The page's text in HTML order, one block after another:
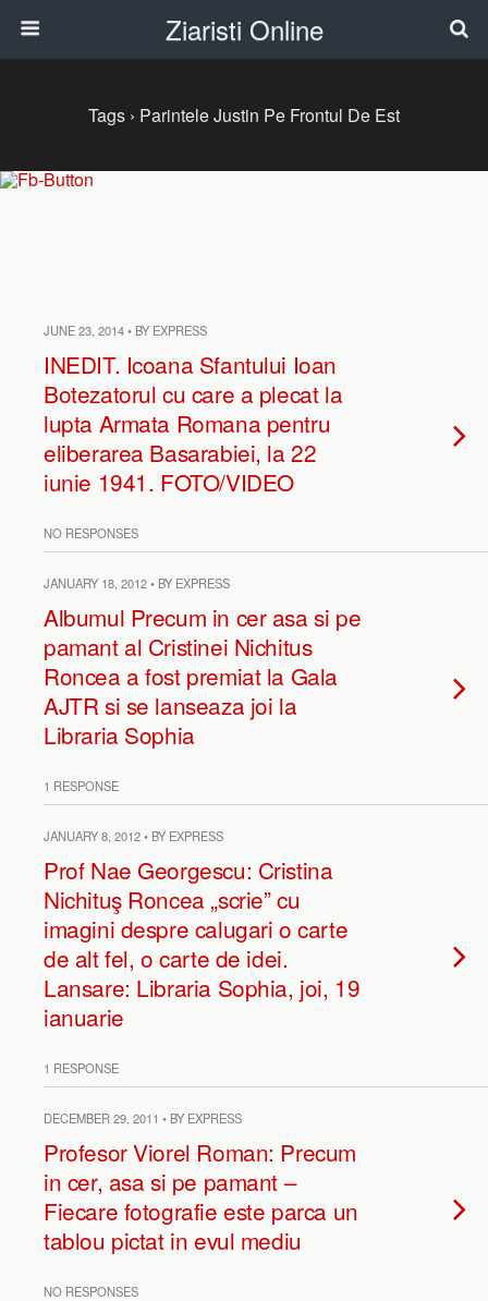
Ziaristi Online
Tags › Parintele Justin Pe Frontul De Est
JUNE 23, 2014 • BY EXPRESS
INEDIT. Icoana Sfantului Ioan
Botezatorul cu care a plecat la
lupta Armata Romana pentru
eliberarea Basarabiei, la 22
iunie 1941. FOTO/VIDEO
NO RESPONSES
JANUARY 18, 2012 • BY EXPRESS
Albumul Precum in cer asa si pe
pamant al Cristinei Nichitus
Roncea a fost premiat la Gala
AJTR si se lanseaza joi la
Libraria Sophia
1 RESPONSE
JANUARY 8, 2012 • BY EXPRESS
Prof Nae Georgescu: Cristina
Nichituş Roncea „scrie” cu
imagini despre calugari o carte
de alt fel, o carte de idei.
Lansare: Libraria Sophia, joi, 19
ianuarie
1 RESPONSE
DECEMBER 29, 2011 • BY EXPRESS
Profesor Viorel Roman: Precum
in cer, asa si pe pamant –
Fiecare fotografie este parca un
tablou pictat in evul mediu
NO RESPONSES